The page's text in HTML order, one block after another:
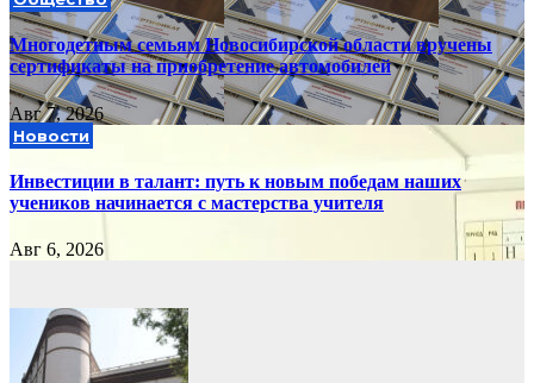
Многодетным семьям Новосибирской области вручены
сертификаты на приобретение автомобилей
Авг 7, 2026
Новости
Инвестиции в талант: путь к новым победам наших
учеников начинается с мастерства учителя
Авг 6, 2026